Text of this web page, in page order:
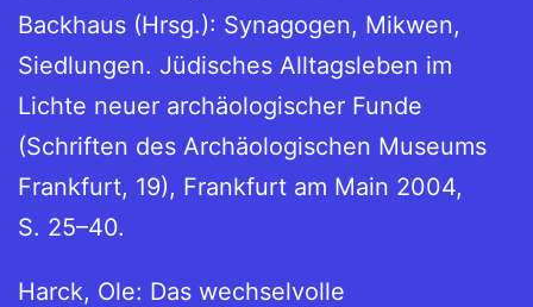
Backhaus (Hrsg.): Synagogen, Mikwen,
Siedlungen. Jüdisches Alltagsleben im
Lichte neuer archäologischer Funde
(Schriften des Archäologischen Museums
Frankfurt, 19), Frankfurt am Main 2004,
S. 25–40.
Harck, Ole: Das wechselvolle